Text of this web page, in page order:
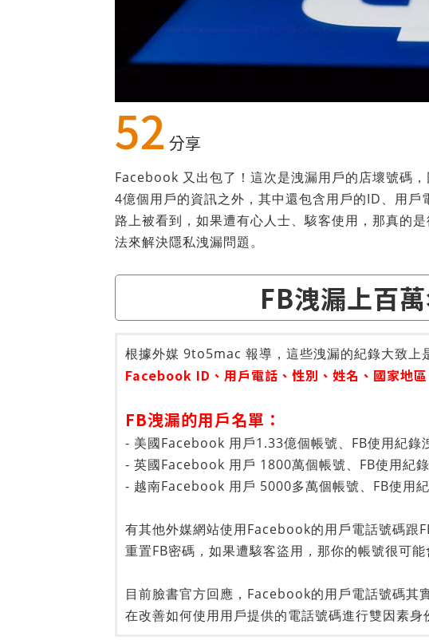
52 分享
Facebook 又出包了！這次是洩漏用戶的店壞號碼
4億個用戶的資訊之外，其中還包含用戶的ID、用
路上被看到，如果遭有心人士、駭客使用，那真的
法來解決隱私洩漏問題。
FB洩漏上百
根據外媒 9to5mac 報導，這些洩漏的紀錄大致上
Facebook ID、用戶電話、性別、姓名、國家地
FB洩漏的用戶名單：
- 美國Facebook 用戶1.33億個帳號、FB使用紀錄
- 英國Facebook 用戶 1800萬個帳號、FB使用紀
- 越南Facebook 用戶 5000多萬個帳號、FB使用
有其他外媒網站使用Facebook的用戶電話號碼跟
重置FB密碼，如果遭駭客盜用，那你的帳號很可能
目前臉書官方回應，Facebook的用戶電話號碼其
在改善如何使用用戶提供的電話號碼進行雙因素身